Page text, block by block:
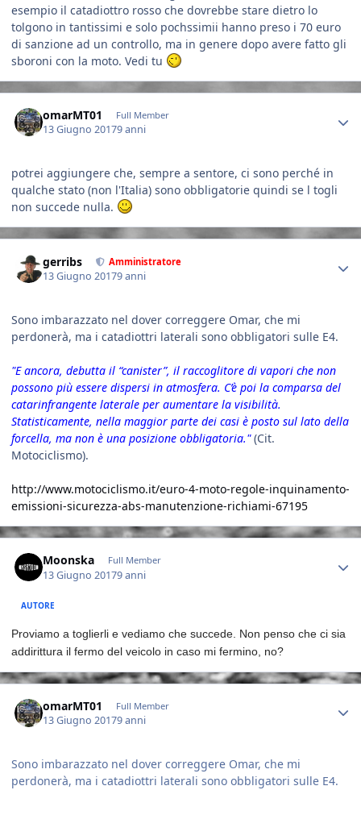
esempio il catadiottro rosso che dovrebbe stare dietro lo
tolgono in tantissimi e solo pochssimii hanno preso i 70 euro
di sanzione ad un controllo, ma in genere dopo avere fatto gli
sboroni con la moto. Vedi tu
omarMT01 Full Member
13 Giugno 20179 anni
potrei aggiungere che, sempre a sentore, ci sono perché in
qualche stato (non l'Italia) sono obbligatorie quindi se l togli
non succede nulla.
gerribs Amministratore
13 Giugno 20179 anni
Sono imbarazzato nel dover correggere Omar, che mi
perdonerà, ma i catadiottri laterali sono obbligatori sulle E4.
"E ancora, debutta il “canister”, il raccoglitore di vapori che non
possono più essere dispersi in atmosfera. C’è poi la comparsa del
catarinfrangente laterale per aumentare la visibilità.
Statisticamente, nella maggior parte dei casi è posto sul lato della
forcella, ma non è una posizione obbligatoria."(Cit.
Motociclismo).
http://www.motociclismo.it/euro-4-moto-regole-inquinamento-
emissioni-sicurezza-abs-manutenzione-richiami-67195
Moonska Full Member
13 Giugno 20179 anni
AUTORE
Proviamo a toglierli e vediamo che succede. Non penso che ci sia
addirittura il fermo del veicolo in caso mi fermino, no?
omarMT01 Full Member
13 Giugno 20179 anni
Sono imbarazzato nel dover correggere Omar, che mi
perdonerà, ma i catadiottri laterali sono obbligatori sulle E4.